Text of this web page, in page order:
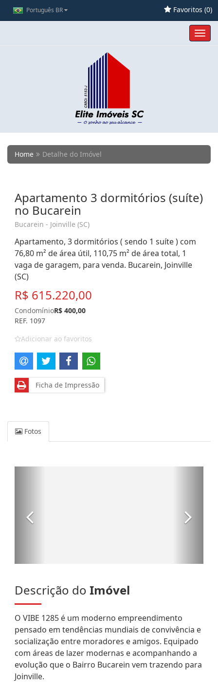
Português BR Favoritos (0)
Home Detalhe do Imóvel
Apartamento 3 dormitórios (suíte)
no Bucarein
Bucarein - Joinville (SC)
Apartamento, 3 dormitórios ( sendo 1 suíte ) com
76,80 m² de área útil, 110,75 m² de área total, 1
vaga de garagem, para venda. Bucarein, Joinville
(SC)
R$ 615.220,00
CondomínioR$ 400,00
REF. 1097
Adicionar ao favoritos
Ficha de Impressão
Fotos
Descrição do Imóvel
O VIBE 1285 é um moderno empreendimento
pensado em tendências mundiais de convivência e
socialização entre moradores e amigos. Equipado
com áreas de lazer modernas e acompanhando a
evolução que o Bairro Bucarein vem trazendo para
Joinville.